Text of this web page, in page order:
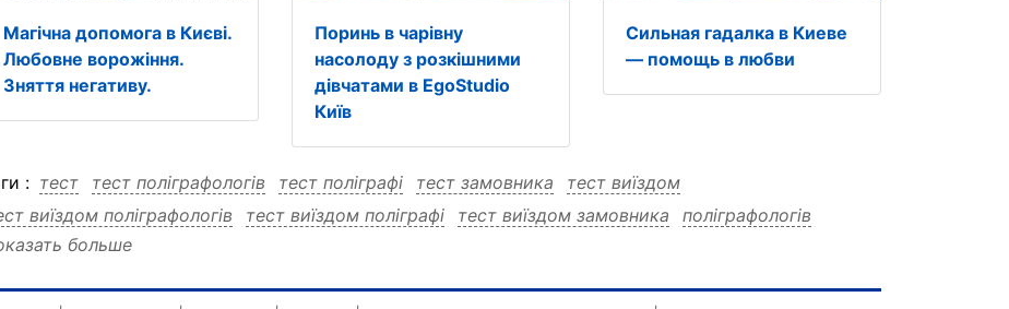
Магічна допомога в Києві.
Любовне ворожіння.
Зняття негативу.
Поринь в чарівну
насолоду з розкішними
дівчатами в EgoStudio
Київ
Сильная гадалка в Киеве
— помощь в любви
: тест тест поліграфологів тест поліграфі тест замовника
тест виїздом
виїздом поліграфологів
тест виїздом поліграфі тест виїздом замовника
поліграфологів
тест
больше